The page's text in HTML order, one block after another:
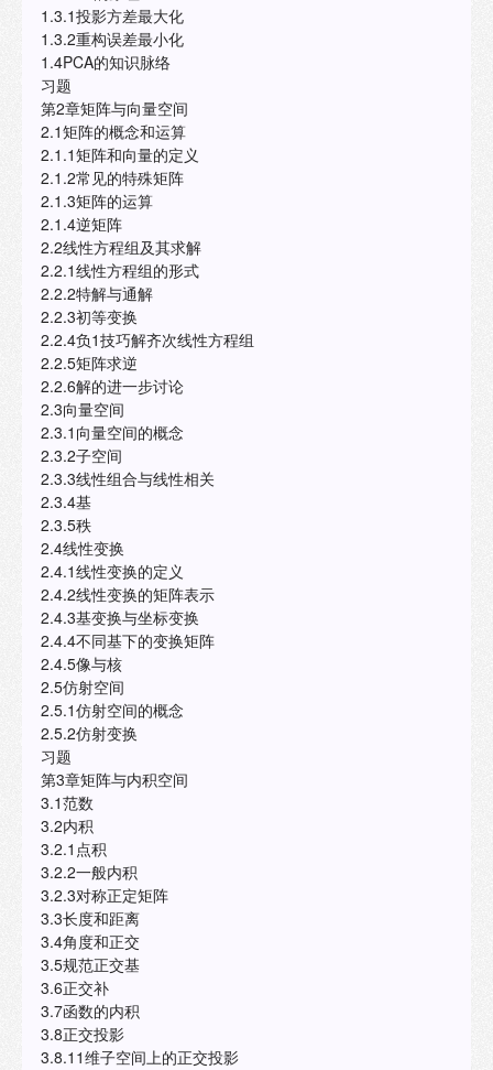
1.3.1投影方差最大化
1.3.2重构误差最小化
1.4PCA的知识脉络
习题
第2章矩阵与向量空间
2.1矩阵的概念和运算
2.1.1矩阵和向量的定义
2.1.2常见的特殊矩阵
2.1.3矩阵的运算
2.1.4逆矩阵
2.2线性方程组及其求解
2.2.1线性方程组的形式
2.2.2特解与通解
2.2.3初等变换
2.2.4负1技巧解齐次线性方程组
2.2.5矩阵求逆
2.2.6解的进一步讨论
2.3向量空间
2.3.1向量空间的概念
2.3.2子空间
2.3.3线性组合与线性相关
2.3.4基
2.3.5秩
2.4线性变换
2.4.1线性变换的定义
2.4.2线性变换的矩阵表示
2.4.3基变换与坐标变换
2.4.4不同基下的变换矩阵
2.4.5像与核
2.5仿射空间
2.5.1仿射空间的概念
2.5.2仿射变换
习题
第3章矩阵与内积空间
3.1范数
3.2内积
3.2.1点积
3.2.2一般内积
3.2.3对称正定矩阵
3.3长度和距离
3.4角度和正交
3.5规范正交基
3.6正交补
3.7函数的内积
3.8正交投影
3.8.11维子空间上的正交投影